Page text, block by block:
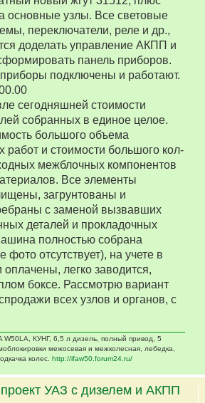
основные узлы. Все световые
переключатели, реле и др.,
доделать управление АКПП и
панель приборов.
подключены и работают.
сегодняшней стоимости
собранных в единое целое.
большого объема
работ и стоимости большого кол-
межблочных компонентов
Все элементы
загрунтованы и
с заменой вызвавших
деталей и прокладочных
полностью собрана
фото отсутствует), на учете в
легко заводится,
боксе. Рассмотрю вариант
всех узлов и органов, с
W50LA, КУНГ, 6,5 л дизель, полный привод, 5
межосевая и межколесная, лебедка,
колес. http://ifaw50.forum24.ru/
УАЗ с дизелем и АКПП